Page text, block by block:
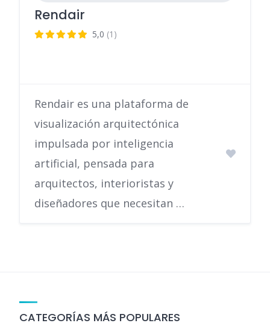
Rendair
5,0 (1)
Rendair es una plataforma de
visualización arquitectónica
impulsada por inteligencia
artificial, pensada para
arquitectos, interioristas y
diseñadores que necesitan …
CATEGORÍAS MÁS POPULARES